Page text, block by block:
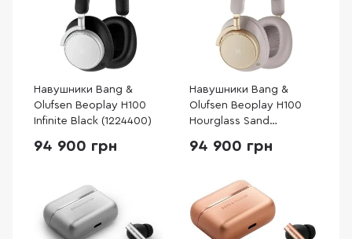
Навушники Bang &
Olufsen Beoplay H100
Infinite Black (1224400)
94 900 грн
Навушники Bang &
Olufsen Beoplay H100
Hourglass Sand
94 900 грн